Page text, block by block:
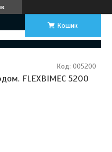
Кошик
FLEXBIMEC 5200
Код: 005200